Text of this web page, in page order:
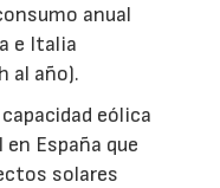
anual
e Italia
al año).
eólica
España que
solares